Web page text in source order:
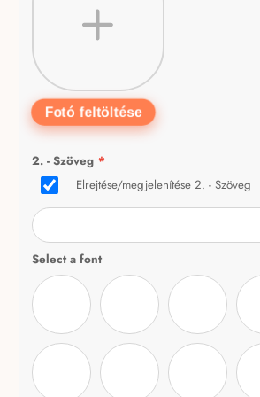
Fotó feltöltése
2. - Szöveg *
Elrejtése/megjelenítése 2. - Szöveg
Select a font
Cardo-Italic Delagio Script tesz
parisienne.regularRolasanSignaturegreat-